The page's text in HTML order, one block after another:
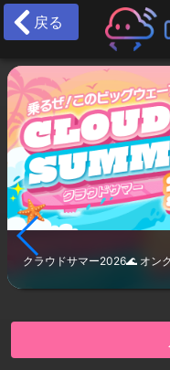
戻る
クラウドサマー2026🌊 オン